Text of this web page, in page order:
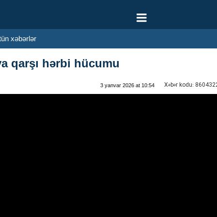
xəbərlər
qarşı hərbi hücumu
3 yanvar 2026 at 10:54 Xəbər kodu: